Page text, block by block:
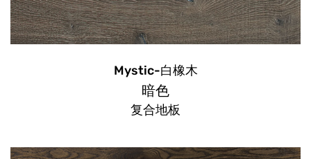
Mystic-白橡木
暗色
复合地板